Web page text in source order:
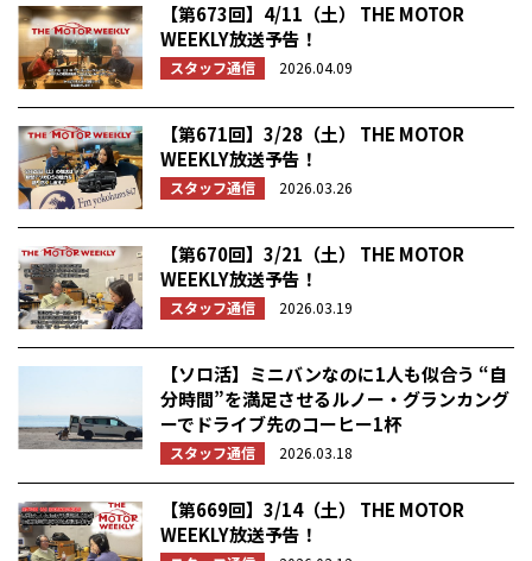
【第673回】4/11（土） THE MOTOR
WEEKLY放送予告！
スタッフ通信 2026.04.09
【第671回】3/28（土） THE MOTOR
WEEKLY放送予告！
スタッフ通信 2026.03.26
【第670回】3/21（土） THE MOTOR
WEEKLY放送予告！
スタッフ通信 2026.03.19
【ソロ活】ミニバンなのに1人も似合う “自
分時間”を満足させるルノー・グランカング
ーでドライブ先のコーヒー1杯
スタッフ通信 2026.03.18
【第669回】3/14（土） THE MOTOR
WEEKLY放送予告！